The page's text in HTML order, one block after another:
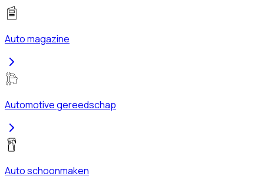
Auto magazine
Automotive gereedschap
Auto schoonmaken